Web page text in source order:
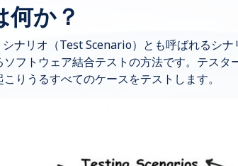
か？
ナリオ（Test Scenario）とも呼ばれるシ
フトウェア結合テストの方法です。テス
りうるすべてのケースをテストします。